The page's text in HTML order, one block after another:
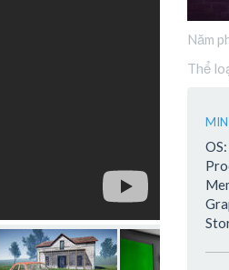
Năm
Thể